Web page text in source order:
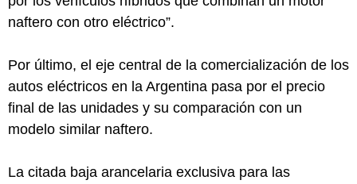
naftero con otro eléctrico”.
Por último, el eje central de la comercialización de los
autos eléctricos en la Argentina pasa por el precio
final de las unidades y su comparación con un
modelo similar naftero.
La citada baja arancelaria exclusiva para las